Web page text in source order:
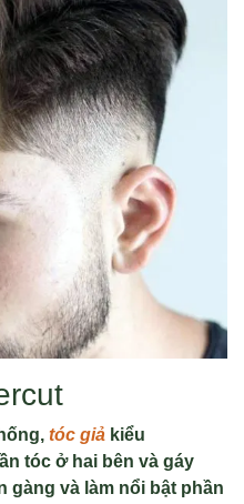
tóc giả kiểu
tóc ở hai bên và gáy
gàng và làm nổi bật phần